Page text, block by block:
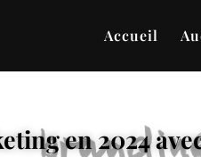
Accueil
en 2024